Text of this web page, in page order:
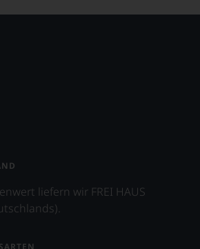
liefern wir FREI HAUS